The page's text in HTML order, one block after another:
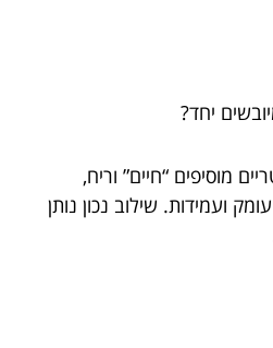
יחד?
מוסיפים “חיים” וריח,
ועמידות. שילוב נכון נותן